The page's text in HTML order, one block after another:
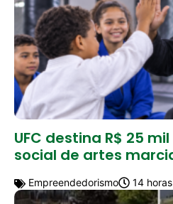
UFC destina R$ 25
social de artes
Empreendedorismo 14